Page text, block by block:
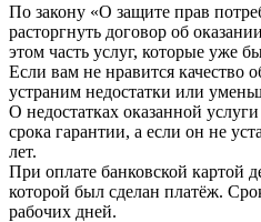
По закону «О защите прав
расторгнуть договор об
этом часть услуг, которые уже
Если вам не нравится качество
устраним недостатки или
О недостатках оказанной
срока гарантии, а если он не
лет.
При оплате банковской картой
которой был сделан платёж.
рабочих дней.